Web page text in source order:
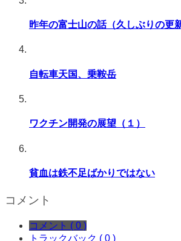
昨年の富士山の話（久しぶりの更
自転車天国、乗鞍岳
ワクチン開発の展望（１）
貧血は鉄不足ばかりではない
コメント
コメント ( 0 )
トラックバック ( 0 )